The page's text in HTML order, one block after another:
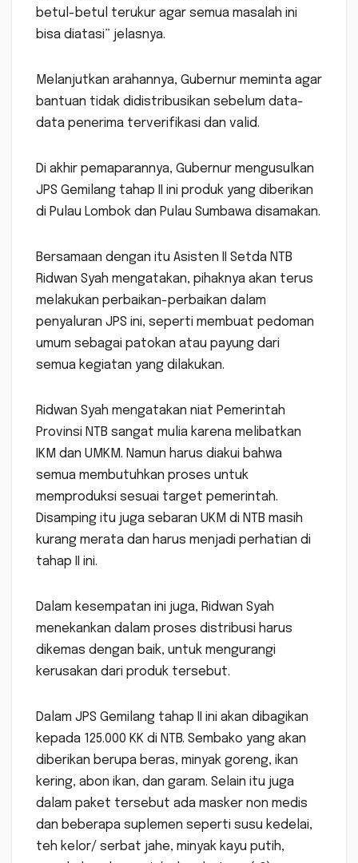
betul-betul terukur agar semua masalah ini
bisa diatasi” jelasnya.
Melanjutkan arahannya, Gubernur meminta agar
bantuan tidak didistribusikan sebelum data-
data penerima terverifikasi dan valid.
Di akhir pemaparannya, Gubernur mengusulkan
JPS Gemilang tahap II ini produk yang diberikan
di Pulau Lombok dan Pulau Sumbawa disamakan.
Bersamaan dengan itu Asisten II Setda NTB
Ridwan Syah mengatakan, pihaknya akan terus
melakukan perbaikan-perbaikan dalam
penyaluran JPS ini, seperti membuat pedoman
umum sebagai patokan atau payung dari
semua kegiatan yang dilakukan.
Ridwan Syah mengatakan niat Pemerintah
Provinsi NTB sangat mulia karena melibatkan
IKM dan UMKM. Namun harus diakui bahwa
semua membutuhkan proses untuk
memproduksi sesuai target pemerintah.
Disamping itu juga sebaran UKM di NTB masih
kurang merata dan harus menjadi perhatian di
tahap II ini.
Dalam kesempatan ini juga, Ridwan Syah
menekankan dalam proses distribusi harus
dikemas dengan baik, untuk mengurangi
kerusakan dari produk tersebut.
Dalam JPS Gemilang tahap II ini akan dibagikan
kepada 125.000 KK di NTB. Sembako yang akan
diberikan berupa beras, minyak goreng, ikan
kering, abon ikan, dan garam. Selain itu juga
dalam paket tersebut ada masker non medis
dan beberapa suplemen seperti susu kedelai,
teh kelor/ serbat jahe, minyak kayu putih,